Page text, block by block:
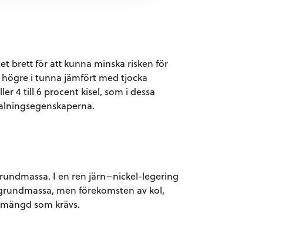
brett för att kunna minska risken för
i tunna jämfört med tjocka
4 till 6 procent kisel, som i dessa
I en ren järn–nickel-legering
men förekomsten av kol,
som krävs.